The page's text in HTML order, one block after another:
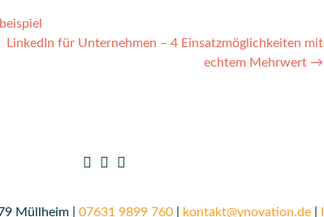
LinkedIn für Unternehmen – 4 Einsatzmöglichkeiten mit
echtem Mehrwert →
Müllheim | 07631 9899 760| kontakt@ynovation.de|